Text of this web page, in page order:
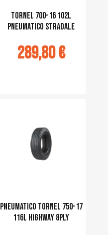
TORNEL 700-16 102L
Pneumatico stradale
289,80 €
Pneumatico TORNEL 750-17
116L Highway 8ply